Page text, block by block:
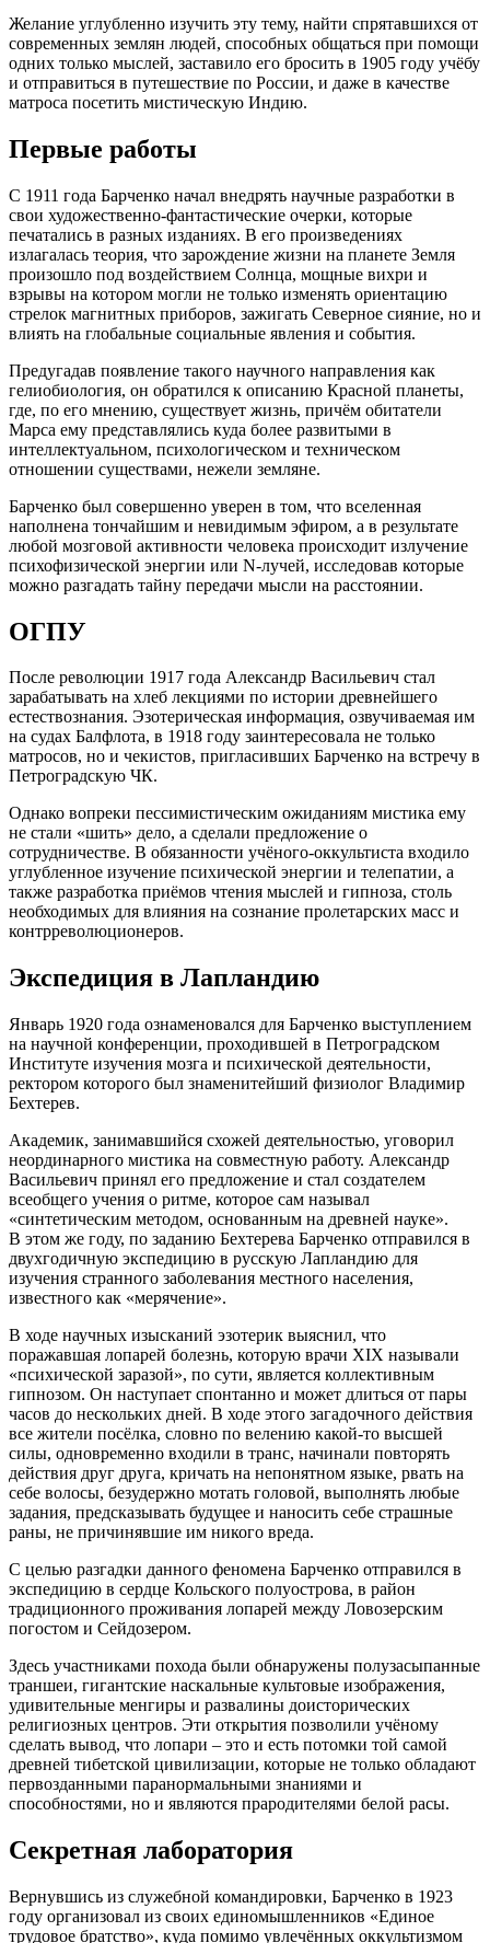
Желание углубленно изучить эту тему, найти спрятавшихся от
современных землян людей, способных общаться при помощи
одних только мыслей, заставило его бросить в 1905 году учёбу
и отправиться в путешествие по России, и даже в качестве
матроса посетить мистическую Индию.
Первые работы
С 1911 года Барченко начал внедрять научные разработки в
свои художественно-фантастические очерки, которые
печатались в разных изданиях. В его произведениях
излагалась теория, что зарождение жизни на планете Земля
произошло под воздействием Солнца, мощные вихри и
взрывы на котором могли не только изменять ориентацию
стрелок магнитных приборов, зажигать Северное сияние, но и
влиять на глобальные социальные явления и события.
Предугадав появление такого научного направления как
гелиобиология, он обратился к описанию Красной планеты,
где, по его мнению, существует жизнь, причём обитатели
Марса ему представлялись куда более развитыми в
интеллектуальном, психологическом и техническом
отношении существами, нежели земляне.
Барченко был совершенно уверен в том, что вселенная
наполнена тончайшим и невидимым эфиром, а в результате
любой мозговой активности человека происходит излучение
психофизической энергии или N-лучей, исследовав которые
можно разгадать тайну передачи мысли на расстоянии.
ОГПУ
После революции 1917 года Александр Васильевич стал
зарабатывать на хлеб лекциями по истории древнейшего
естествознания. Эзотерическая информация, озвучиваемая им
на судах Балфлота, в 1918 году заинтересовала не только
матросов, но и чекистов, пригласивших Барченко на встречу в
Петроградскую ЧК.
Однако вопреки пессимистическим ожиданиям мистика ему
не стали «шить» дело, а сделали предложение о
сотрудничестве. В обязанности учёного-оккультиста входило
углубленное изучение психической энергии и телепатии, а
также разработка приёмов чтения мыслей и гипноза, столь
необходимых для влияния на сознание пролетарских масс и
контрреволюционеров.
Экспедиция в Лапландию
Январь 1920 года ознаменовался для Барченко выступлением
на научной конференции, проходившей в Петроградском
Институте изучения мозга и психической деятельности,
ректором которого был знаменитейший физиолог Владимир
Бехтерев.
Академик, занимавшийся схожей деятельностью, уговорил
неординарного мистика на совместную работу. Александр
Васильевич принял его предложение и стал создателем
всеобщего учения о ритме, которое сам называл
«синтетическим методом, основанным на древней науке».
В этом же году, по заданию Бехтерева Барченко отправился в
двухгодичную экспедицию в русскую Лапландию для
изучения странного заболевания местного населения,
известного как «мерячение».
В ходе научных изысканий эзотерик выяснил, что
поражавшая лопарей болезнь, которую врачи XIX называли
«психической заразой», по сути, является коллективным
гипнозом. Он наступает спонтанно и может длиться от пары
часов до нескольких дней. В ходе этого загадочного действия
все жители посёлка, словно по велению какой-то высшей
силы, одновременно входили в транс, начинали повторять
действия друг друга, кричать на непонятном языке, рвать на
себе волосы, безудержно мотать головой, выполнять любые
задания, предсказывать будущее и наносить себе страшные
раны, не причинявшие им никого вреда.
С целью разгадки данного феномена Барченко отправился в
экспедицию в сердце Кольского полуострова, в район
традиционного проживания лопарей между Ловозерским
погостом и Сейдозером.
Здесь участниками похода были обнаружены полузасыпанные
траншеи, гигантские наскальные культовые изображения,
удивительные менгиры и развалины доисторических
религиозных центров. Эти открытия позволили учёному
сделать вывод, что лопари – это и есть потомки той самой
древней тибетской цивилизации, которые не только обладают
первозданными паранормальными знаниями и
способностями, но и являются прародителями белой расы.
Секретная лаборатория
Вернувшись из служебной командировки, Барченко в 1923
году организовал из своих единомышленников «Единое
трудовое братство», куда помимо увлечённых оккультизмом